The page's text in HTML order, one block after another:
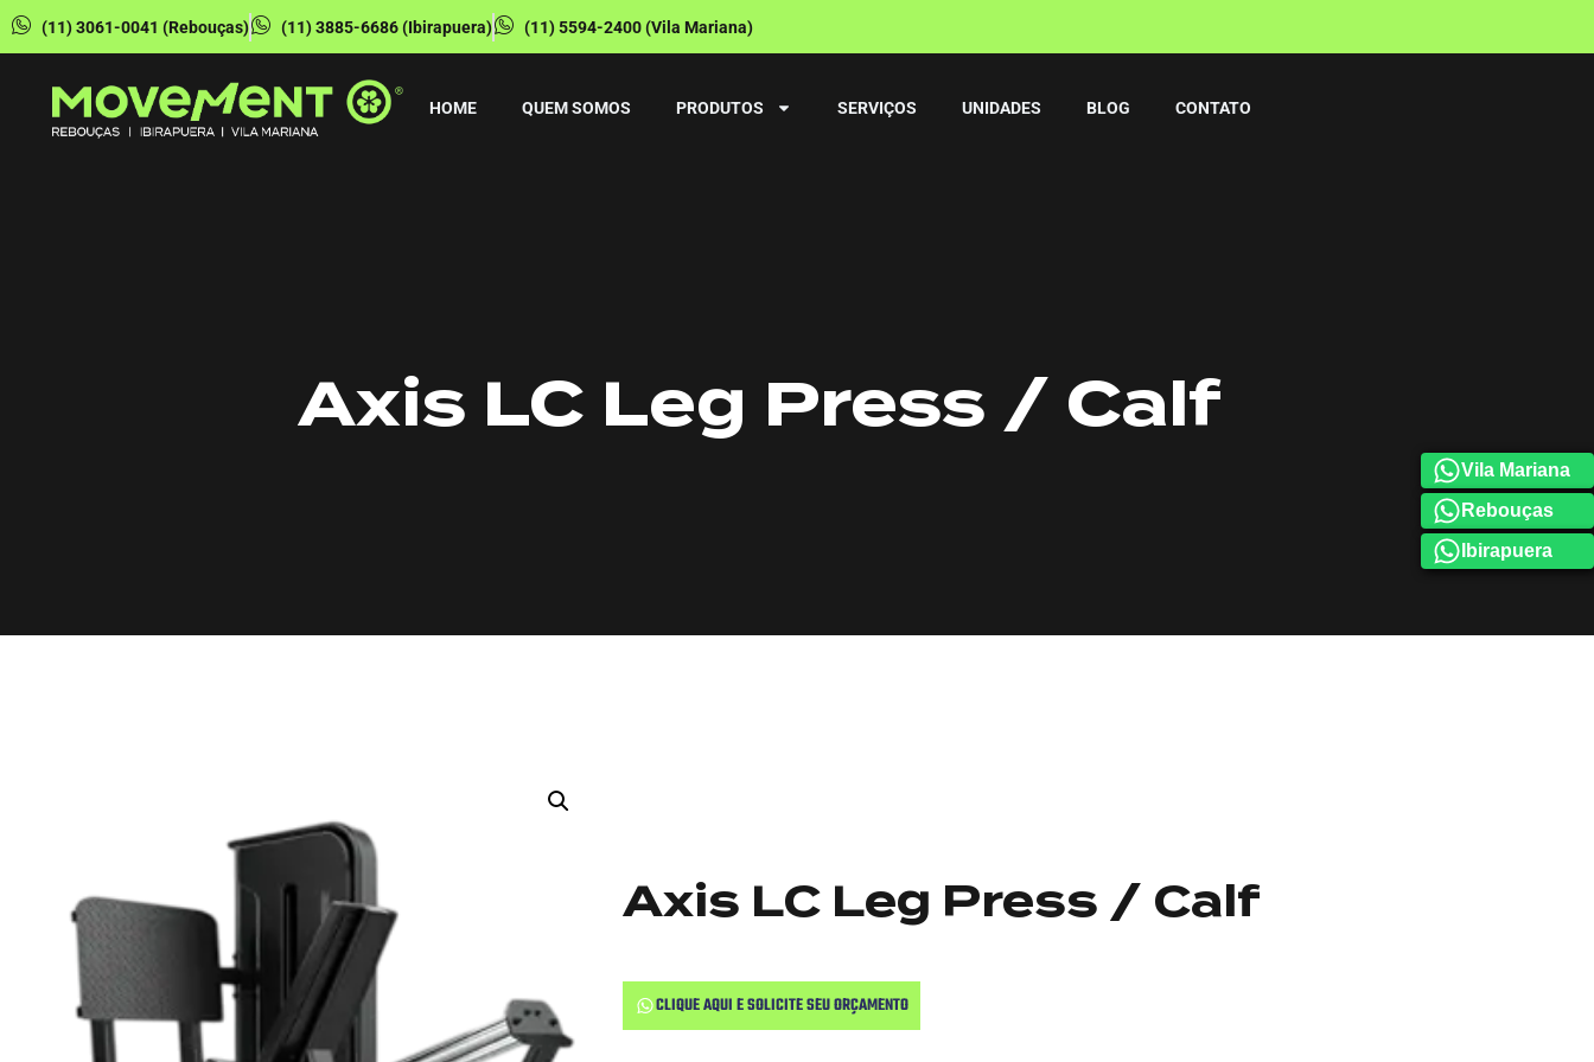
(11) 3061-0041 (Rebouças) (11) 3885-6686 (Ibirapuera) (11) 5594-2400 (Vila Mariana)
HOME QUEM SOMOS PRODUTOS SERVIÇOS UNIDADES BLOG CONTATO
Vila Mariana
Rebouças
Ibirapuera
Axis LC Leg Press / Calf
Axis LC Leg Press / Calf
CLIQUE AQUI E SOLICITE SEU ORÇAMENTO